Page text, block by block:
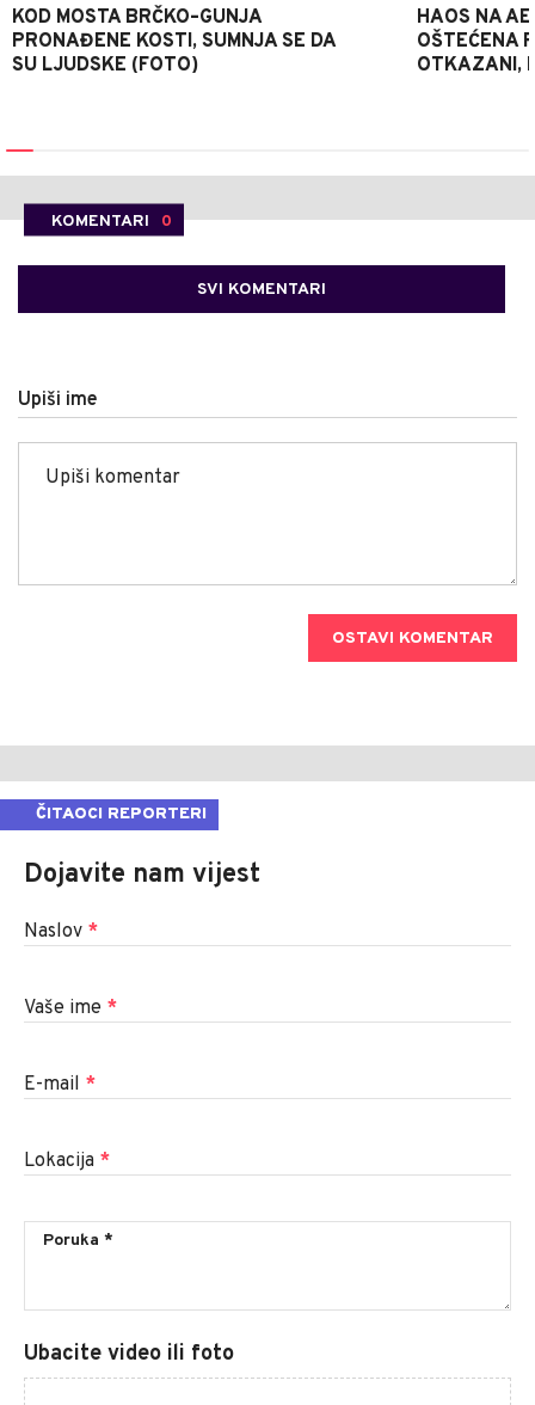
KOD MOSTA BRČKO–GUNJA
PRONAĐENE KOSTI, SUMNJA SE DA
SU LJUDSKE (FOTO)
HAOS NA
OŠTEĆENA
OTKAZANI,
KOMENTARI 0
SVI KOMENTARI
Upiši ime
OSTAVI KOMENTAR
ČITAOCI REPORTERI
Dojavite nam vijest
Naslov *
Vaše ime *
E-mail *
Lokacija *
Ubacite video ili foto